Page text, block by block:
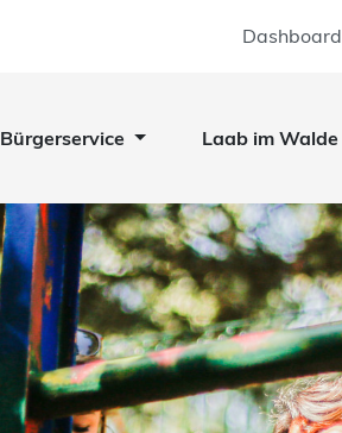
Dashboard
Bürgerservice Laab im Walde